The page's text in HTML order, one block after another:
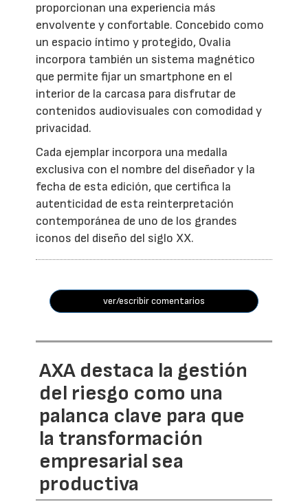
proporcionan una experiencia más
envolvente y confortable. Concebido como
un espacio íntimo y protegido, Ovalia
incorpora también un sistema magnético
que permite fijar un smartphone en el
interior de la carcasa para disfrutar de
contenidos audiovisuales con comodidad y
privacidad.
Cada ejemplar incorpora una medalla
exclusiva con el nombre del diseñador y la
fecha de esta edición, que certifica la
autenticidad de esta reinterpretación
contemporánea de uno de los grandes
iconos del diseño del siglo XX.
ver/escribir comentarios
AXA destaca la gestión
del riesgo como una
palanca clave para que
la transformación
empresarial sea
productiva